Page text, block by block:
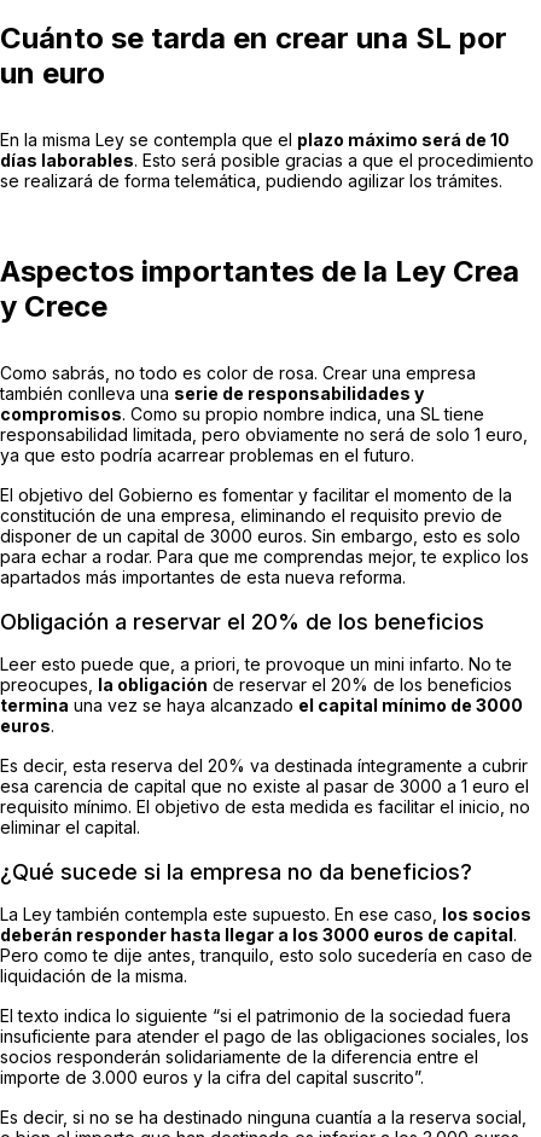
Cuánto se tarda en crear una SL por
un euro
En la misma Ley se contempla que el plazo máximo será de 10
días laborables. Esto será posible gracias a que el procedimiento
se realizará de forma telemática, pudiendo agilizar los trámites.
Aspectos importantes de la Ley Crea
y Crece
Como sabrás, no todo es color de rosa. Crear una empresa
también conlleva una serie de responsabilidades y
compromisos. Como su propio nombre indica, una SL tiene
responsabilidad limitada, pero obviamente no será de solo 1 euro,
ya que esto podría acarrear problemas en el futuro.
El objetivo del Gobierno es fomentar y facilitar el momento de la
constitución de una empresa, eliminando el requisito previo de
disponer de un capital de 3000 euros. Sin embargo, esto es solo
para echar a rodar. Para que me comprendas mejor, te explico los
apartados más importantes de esta nueva reforma.
Obligación a reservar el 20% de los beneficios
Leer esto puede que, a priori, te provoque un mini infarto. No te
preocupes, la obligación de reservar el 20% de los beneficios
termina una vez se haya alcanzado el capital mínimo de 3000
euros.
Es decir, esta reserva del 20% va destinada íntegramente a cubrir
esa carencia de capital que no existe al pasar de 3000 a 1 euro el
requisito mínimo. El objetivo de esta medida es facilitar el inicio, no
eliminar el capital.
¿Qué sucede si la empresa no da beneficios?
La Ley también contempla este supuesto. En ese caso, los socios
deberán responder hasta llegar a los 3000 euros de capital.
Pero como te dije antes, tranquilo, esto solo sucedería en caso de
liquidación de la misma.
El texto indica lo siguiente “si el patrimonio de la sociedad fuera
insuficiente para atender el pago de las obligaciones sociales, los
socios responderán solidariamente de la diferencia entre el
importe de 3.000 euros y la cifra del capital suscrito”.
Es decir, si no se ha destinado ninguna cuantía a la reserva social,